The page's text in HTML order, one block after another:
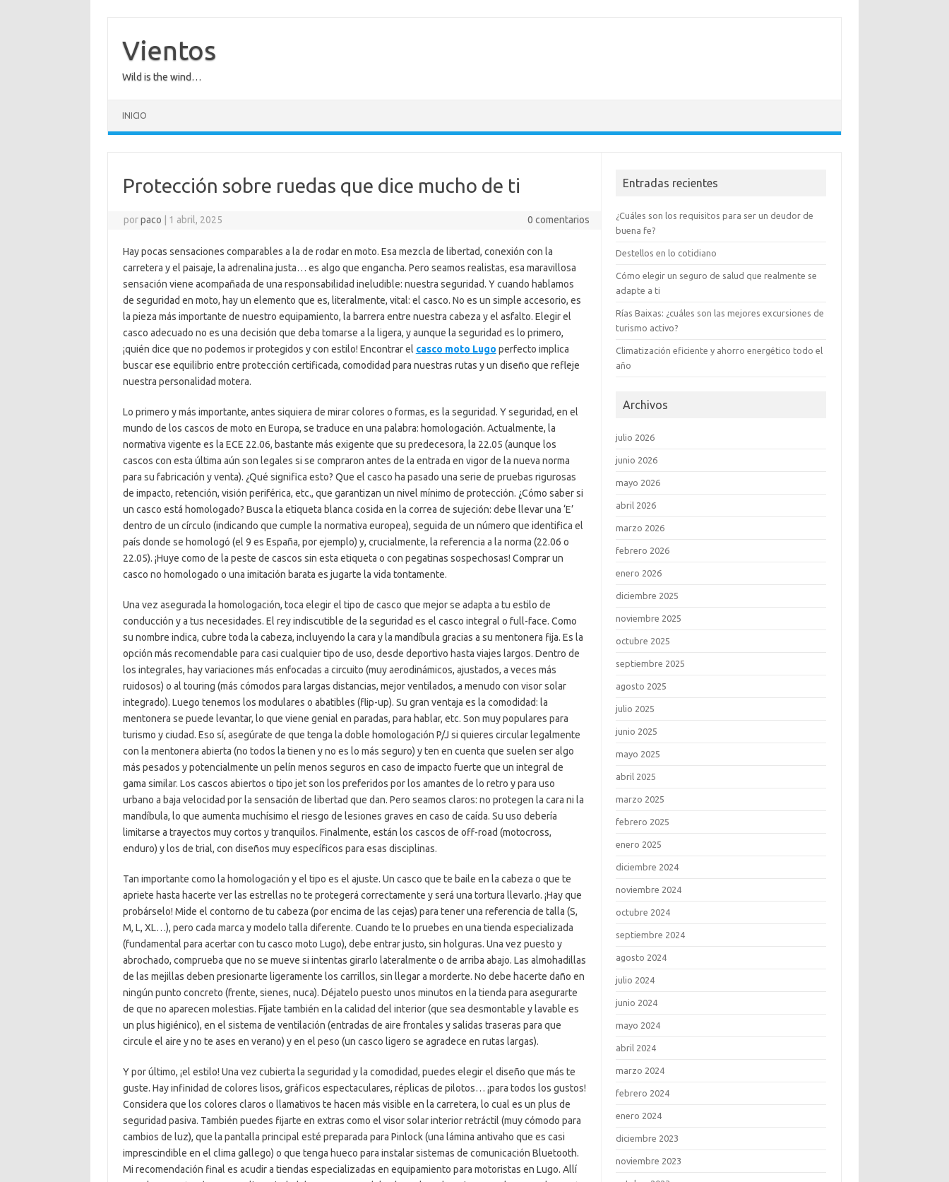
contenido
Vientos
Wild is the wind…
INICIO
Protección sobre ruedas que dice mucho de ti
porpaco 1 abril, 2025 0 comentarios
Hay pocas sensaciones comparables a la de rodar en moto. Esa mezcla de libertad, conexión con la
carretera y el paisaje, la adrenalina justa… es algo que engancha. Pero seamos realistas, esa maravillosa
sensación viene acompañada de una responsabilidad ineludible: nuestra seguridad. Y cuando hablamos
de seguridad en moto, hay un elemento que es, literalmente, vital: el casco. No es un simple accesorio, es
la pieza más importante de nuestro equipamiento, la barrera entre nuestra cabeza y el asfalto. Elegir el
casco adecuado no es una decisión que deba tomarse a la ligera, y aunque la seguridad es lo primero,
¡quién dice que no podemos ir protegidos y con estilo! Encontrar el casco moto Lugo perfecto implica
buscar ese equilibrio entre protección certificada, comodidad para nuestras rutas y un diseño que refleje
nuestra personalidad motera.
Lo primero y más importante, antes siquiera de mirar colores o formas, es la seguridad. Y seguridad, en el
mundo de los cascos de moto en Europa, se traduce en una palabra: homologación. Actualmente, la
normativa vigente es la ECE 22.06, bastante más exigente que su predecesora, la 22.05 (aunque los
cascos con esta última aún son legales si se compraron antes de la entrada en vigor de la nueva norma
para su fabricación y venta). ¿Qué significa esto? Que el casco ha pasado una serie de pruebas rigurosas
de impacto, retención, visión periférica, etc., que garantizan un nivel mínimo de protección. ¿Cómo saber si
un casco está homologado? Busca la etiqueta blanca cosida en la correa de sujeción: debe llevar una ‘E’
dentro de un círculo (indicando que cumple la normativa europea), seguida de un número que identifica el
país donde se homologó (el 9 es España, por ejemplo) y, crucialmente, la referencia a la norma (22.06 o
22.05). ¡Huye como de la peste de cascos sin esta etiqueta o con pegatinas sospechosas! Comprar un
casco no homologado o una imitación barata es jugarte la vida tontamente.
Una vez asegurada la homologación, toca elegir el tipo de casco que mejor se adapta a tu estilo de
conducción y a tus necesidades. El rey indiscutible de la seguridad es el casco integral o full-face. Como
su nombre indica, cubre toda la cabeza, incluyendo la cara y la mandíbula gracias a su mentonera fija. Es la
opción más recomendable para casi cualquier tipo de uso, desde deportivo hasta viajes largos. Dentro de
los integrales, hay variaciones más enfocadas a circuito (muy aerodinámicos, ajustados, a veces más
ruidosos) o al touring (más cómodos para largas distancias, mejor ventilados, a menudo con visor solar
integrado). Luego tenemos los modulares o abatibles (flip-up). Su gran ventaja es la comodidad: la
mentonera se puede levantar, lo que viene genial en paradas, para hablar, etc. Son muy populares para
turismo y ciudad. Eso sí, asegúrate de que tenga la doble homologación P/J si quieres circular legalmente
con la mentonera abierta (no todos la tienen y no es lo más seguro) y ten en cuenta que suelen ser algo
más pesados y potencialmente un pelín menos seguros en caso de impacto fuerte que un integral de
gama similar. Los cascos abiertos o tipo jet son los preferidos por los amantes de lo retro y para uso
urbano a baja velocidad por la sensación de libertad que dan. Pero seamos claros: no protegen la cara ni la
mandíbula, lo que aumenta muchísimo el riesgo de lesiones graves en caso de caída. Su uso debería
limitarse a trayectos muy cortos y tranquilos. Finalmente, están los cascos de off-road (motocross,
enduro) y los de trial, con diseños muy específicos para esas disciplinas.
Tan importante como la homologación y el tipo es el ajuste. Un casco que te baile en la cabeza o que te
apriete hasta hacerte ver las estrellas no te protegerá correctamente y será una tortura llevarlo. ¡Hay que
probárselo! Mide el contorno de tu cabeza (por encima de las cejas) para tener una referencia de talla (S,
M, L, XL…), pero cada marca y modelo talla diferente. Cuando te lo pruebes en una tienda especializada
(fundamental para acertar con tu casco moto Lugo), debe entrar justo, sin holguras. Una vez puesto y
abrochado, comprueba que no se mueve si intentas girarlo lateralmente o de arriba abajo. Las almohadillas
de las mejillas deben presionarte ligeramente los carrillos, sin llegar a morderte. No debe hacerte daño en
ningún punto concreto (frente, sienes, nuca). Déjatelo puesto unos minutos en la tienda para asegurarte
de que no aparecen molestias. Fíjate también en la calidad del interior (que sea desmontable y lavable es
un plus higiénico), en el sistema de ventilación (entradas de aire frontales y salidas traseras para que
circule el aire y no te ases en verano) y en el peso (un casco ligero se agradece en rutas largas).
Y por último, ¡el estilo! Una vez cubierta la seguridad y la comodidad, puedes elegir el diseño que más te
guste. Hay infinidad de colores lisos, gráficos espectaculares, réplicas de pilotos… ¡para todos los gustos!
Considera que los colores claros o llamativos te hacen más visible en la carretera, lo cual es un plus de
seguridad pasiva. También puedes fijarte en extras como el visor solar interior retráctil (muy cómodo para
cambios de luz), que la pantalla principal esté preparada para Pinlock (una lámina antivaho que es casi
imprescindible en el clima gallego) o que tenga hueco para instalar sistemas de comunicación Bluetooth.
Mi recomendación final es acudir a tiendas especializadas en equipamiento para motoristas en Lugo. Allí
Entradas recientes
¿Cuáles son los requisitos para ser un deudor de
buena fe?
Destellos en lo cotidiano
Cómo elegir un seguro de salud que realmente se
adapte a ti
Rías Baixas: ¿cuáles son las mejores excursiones de
turismo activo?
Climatización eficiente y ahorro energético todo el
año
Archivos
julio 2026
junio 2026
mayo 2026
abril 2026
marzo 2026
febrero 2026
enero 2026
diciembre 2025
noviembre 2025
octubre 2025
septiembre 2025
agosto 2025
julio 2025
junio 2025
mayo 2025
abril 2025
marzo 2025
febrero 2025
enero 2025
diciembre 2024
noviembre 2024
octubre 2024
septiembre 2024
agosto 2024
julio 2024
junio 2024
mayo 2024
abril 2024
marzo 2024
febrero 2024
enero 2024
diciembre 2023
noviembre 2023